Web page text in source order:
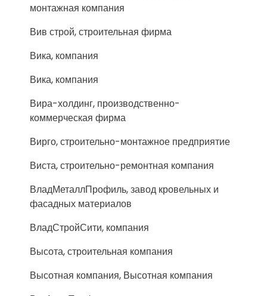
монтажная компания
Вив строй, строительная фирма
Вика, компания
Вика, компания
Вира-холдинг, производственно-
коммерческая фирма
Вирго, строительно-монтажное предприятие
Виста, строительно-ремонтная компания
ВладМеталлПрофиль, завод кровельных и
фасадных материалов
ВладСтройСити, компания
Высота, строительная компания
Высотная компания, Высотная компания